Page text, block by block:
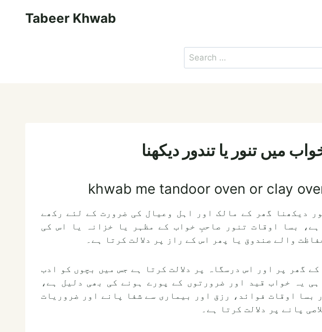
Tabeer Khwab
Search
for:
میں تنور یا تندور دیکھنا
khwab me tandoor oven or clay
دیکھنا گھر کے مالک اور اہل وعیال کی ضرورت کے لئے رکھے
ہے، بسا اوقات تنور صاحبِ خواب کے مظہر یا خزانہ یا اس کی
والے صندوق یا پھر اس کے راز پر دلالت کرتا ہے۔
کے گھر پر اور اس درسگاہ پر دلالت کرتا ہے جس میں بچوں کو ادب
یہ خواب قید اور ضرورتوں کے پورے ہونے کی بھی دلیل ہے،
بسا اوقات فوائد، رزق اور بیماری سے شفا پانے اور ضروریات
پانے پر دلالت کرتا ہے۔